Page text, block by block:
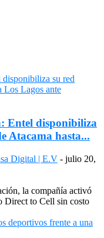
Entel disponibiliza
Atacama hasta...
Digital | E.V - julio 20,
la compañía activó
Direct to Cell sin costo